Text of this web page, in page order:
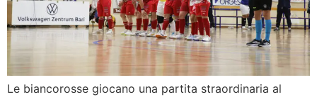
Le biancorosse giocano una partita straordinaria al